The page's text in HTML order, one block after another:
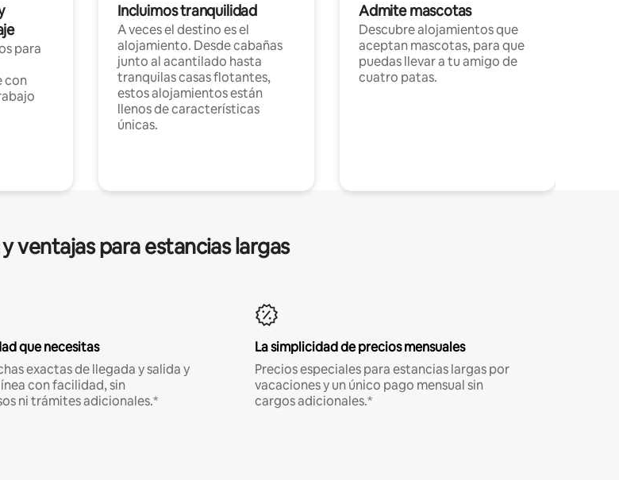
para
con
Incluimos tranquilidad
A veces el destino es el
alojamiento. Desde cabañas
junto al acantilado hasta
tranquilas casas flotantes,
estos alojamientos están
llenos de características
únicas.
Admite mascotas
Descubre alojamientos que
aceptan mascotas, para que
puedas llevar a tu amigo de
cuatro patas.
ventajas para estancias largas
que necesitas
exactas de llegada y salida y
con facilidad, sin
ni trámites adicionales.*
La simplicidad de precios mensuales
Precios especiales para estancias largas por
vacaciones y un único pago mensual sin
cargos adicionales.*